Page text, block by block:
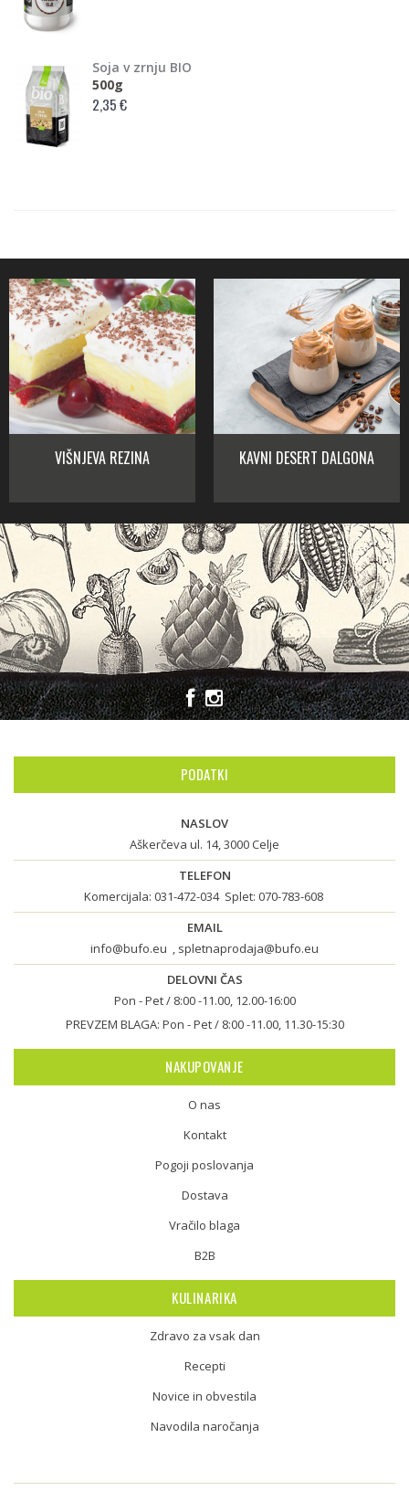
Soja v zrnju BIO
500g
2,35 €
VIŠNJEVA REZINA KAVNI DESERT DALGONA
PODATKI
NASLOV
Aškerčeva ul. 14, 3000 Celje
TELEFON
Komercijala: 031-472-034Splet: 070-783-608
EMAIL
info@bufo.eu , spletnaprodaja@bufo.eu
DELOVNI ČAS
Pon - Pet / 8:00 -11.00, 12.00-16:00
PREVZEM BLAGA: Pon - Pet / 8:00 -11.00, 11.30-15:30
NAKUPOVANJE
O nas
Kontakt
Pogoji poslovanja
Dostava
Vračilo blaga
B2B
KULINARIKA
Zdravo za vsak dan
Recepti
Novice in obvestila
Navodila naročanja